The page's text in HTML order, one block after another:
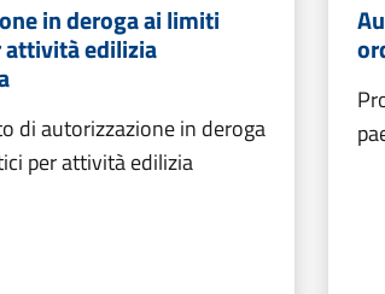
in deroga ai limiti
attività edilizia
di autorizzazione in deroga
per attività edilizia